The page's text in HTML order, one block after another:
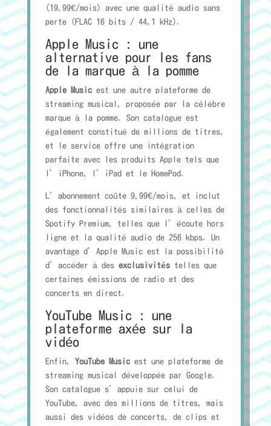
(19,99€/mois) avec une qualité audio sans
perte (FLAC 16 bits / 44,1 kHz).
Apple Music : une
alternative pour les fans
de la marque à la pomme
Apple Musicest une autre plateforme de
streaming musical, proposée par la célèbre
marque à la pomme. Son catalogue est
également constitué de millions de titres,
et le service offre une intégration
parfaite avec les produits Apple tels que
l’iPhone, l’iPad et le HomePod.
L’abonnement coûte 9,99€/mois, et inclut
des fonctionnalités similaires à celles de
Spotify Premium, telles que l’écoute hors
ligne et la qualité audio de 256 kbps. Un
avantage d’Apple Music est la possibilité
d’accéder à des exclusivitéstelles que
certaines émissions de radio et des
concerts en direct.
YouTube Music : une
plateforme axée sur la
vidéo
Enfin, YouTube Musicest une plateforme de
streaming musical développée par Google.
Son catalogue s’appuie sur celui de
YouTube, avec des millions de titres, mais
aussi des vidéos de concerts, de clips et